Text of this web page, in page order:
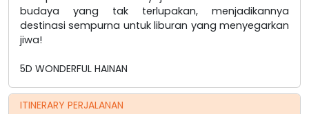
budaya yang tak terlupakan, menjadikannya
destinasi sempurna untuk liburan yang menyegarkan
jiwa!
5D WONDERFUL HAINAN
ITINERARY PERJALANAN